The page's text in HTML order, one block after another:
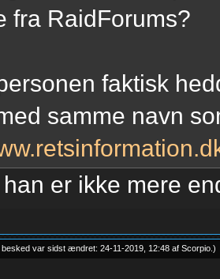
fra RaidForums?
faktisk
samme navn
er ikke mere
besked var sidst ændret: 24-11-2019, 12:48 afScorpio .)